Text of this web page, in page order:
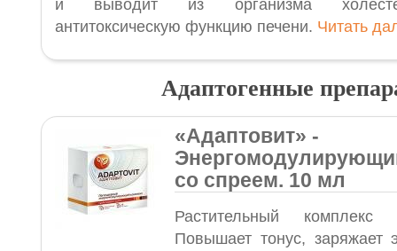
и выводит из организма
антитоксическую функцию печени. Читать
Адаптогенные
«Адаптовит» -
со спреем. 10 мл
Растительный комплекс
Повышает тонус, заряжает